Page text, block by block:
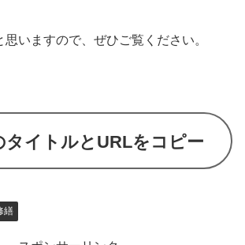
いますので、ぜひご覧ください。
タイトルとURLをコピー
繕